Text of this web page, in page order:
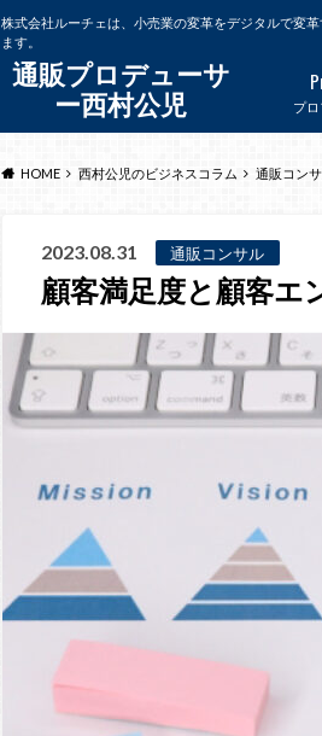
通販プロデューサ
ー西村公児
株式会社ルーチェは、小売業の変革をデジタルで変
ます。
プ
HOME 西村公児のビジネスコラム 通販コン
2023.08.31 通販コンサル
顧客満足度と顧客エ